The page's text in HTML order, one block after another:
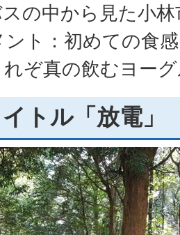
の中から見た小林
ト：初めての食
ぞ真の飲むヨー
トル「放電」